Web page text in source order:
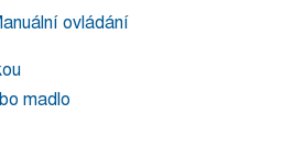
ovládání
madlo